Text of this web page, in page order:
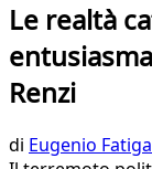
Le realtà
Renzi
di Eugenio